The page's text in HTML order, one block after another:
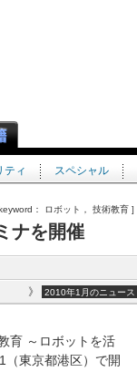
ティ スペシャル
： ロボット， 技術教育 ]
ナを開催
》 2010年1月のニュース
育 ～ロボットを活
（東京都港区）で開